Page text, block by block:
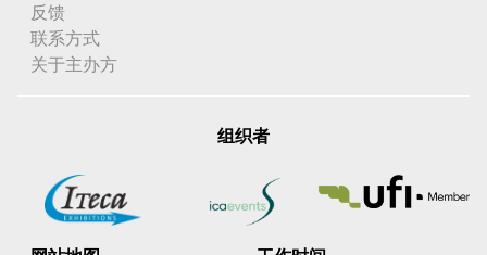
反馈
联系方式
关于主办方
组织者